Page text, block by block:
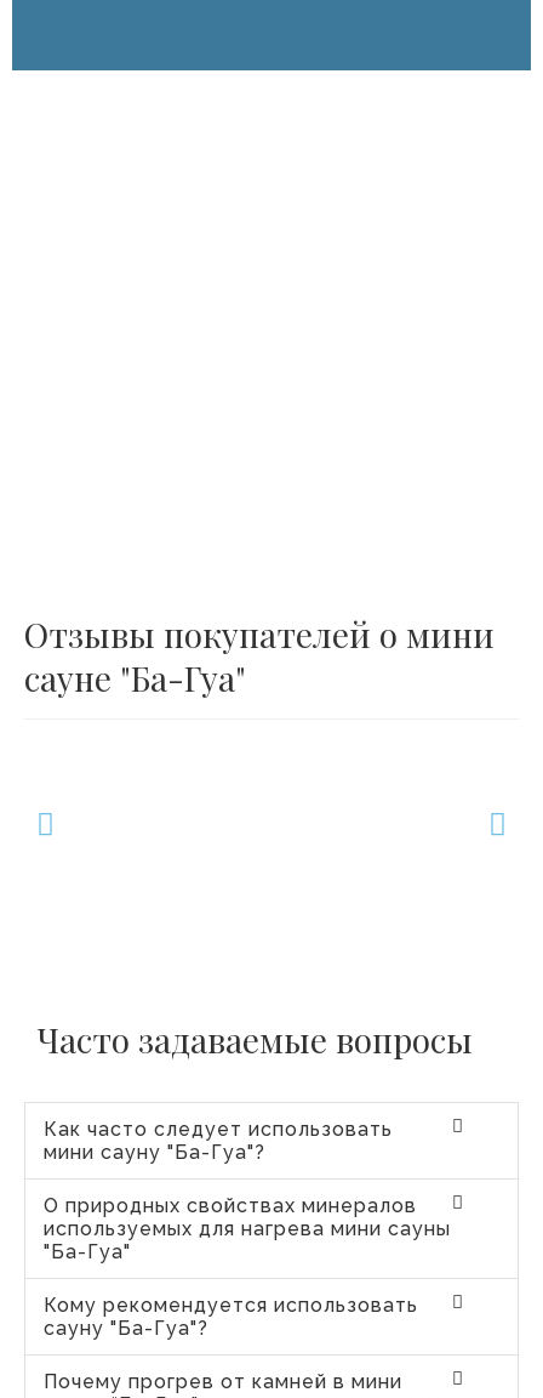
Отзывы покупателей о мини
сауне "Ба-Гуа"
Часто задаваемые вопросы
Как часто следует использовать
мини сауну "Ба-Гуа"?
О природных свойствах минералов
используемых для нагрева мини сауны
"Ба-Гуа"
Кому рекомендуется использовать
сауну "Ба-Гуа"?
Почему прогрев от камней в мини